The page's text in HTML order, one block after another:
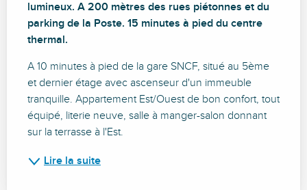
lumineux. A 200 mètres des rues piétonnes et du
parking de la Poste. 15 minutes à pied du centre
thermal.
A 10 minutes à pied de la gare SNCF, situé au 5ème
et dernier étage avec ascenseur d'un immeuble
tranquille. Appartement Est/Ouest de bon confort, tout
équipé, literie neuve, salle à manger-salon donnant
sur la terrasse à l'Est.
Lire la suite